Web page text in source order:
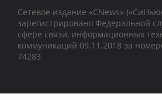
Сетевое издание «CNews»
зарегистрировано Федеральной
сфере связи, информационных
коммуникаций 09.11.2018 за
74283